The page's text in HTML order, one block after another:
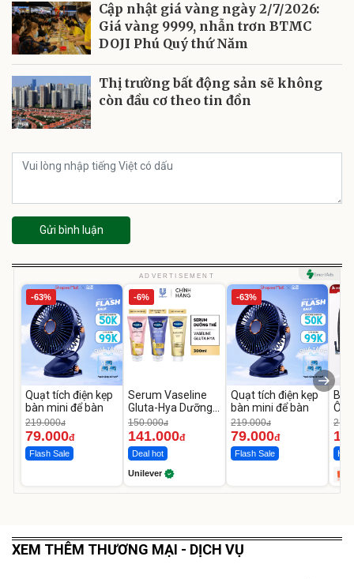
Cập nhật giá vàng ngày 2/7/2026:
Giá vàng 9999, nhẫn trơn BTMC
DOJI Phú Quý thứ Năm
Thị trường bất động sản sẽ không
còn đầu cơ theo tin đồn
Gửi bình luận
ADVERTISEMENT
-63%
Quạt tích điện kẹp
bàn mini để bàn
219.000đ
79.000đ
Flash Sale
-6%
Serum Vaseline
Gluta-Hya Dưỡng
Da Sáng Mịn Sau 7
Ngày
150.000đ
141.000đ
Deal hot
Unilever
-63%
Quạt tích điện kẹp
bàn mini để bàn
219.000đ
79.000đ
Flash Sale
Ô
Hot
XEM THÊM THƯƠNG MẠI - DỊCH VỤ